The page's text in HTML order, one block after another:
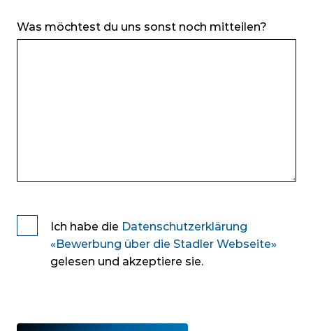
Was möchtest du uns sonst noch mitteilen?
Ich habe die Datenschutzerklärung
«Bewerbung über die Stadler Webseite»
gelesen und akzeptiere sie.